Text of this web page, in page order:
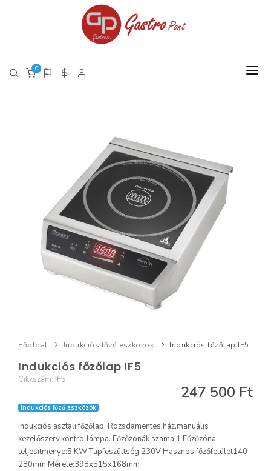
0
TERMÉK LISTA PDF
Főoldal Indukciós főző eszközök Indukciós főzőlap IF5
Indukciós főzőlap IF5
Cikkszám: IF5
247 500 Ft
Indukciós főző eszközök
Indukciós asztali főzőlap. Rozsdamentes ház,manuális
kezelőszerv,kontrollámpa. Főzőzónák száma:1 Főzőzóna
teljesítménye:5 KW Tápfeszültség:230V Hasznos főzőfelület140-
280mm Mérete:398x515x168mm